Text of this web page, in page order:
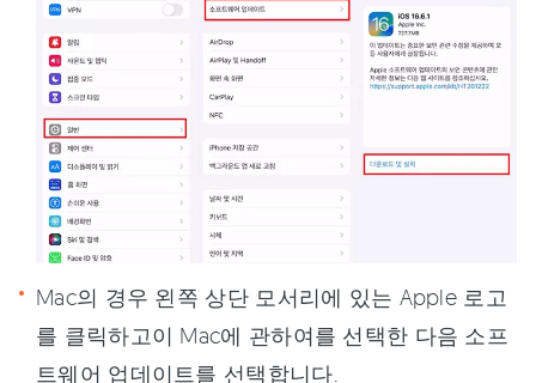
Mac의 경우 왼쪽 상단 모서리에 있는 Apple 로고
를 클릭하고이 Mac에 관하여를 선택한 다음 소프
트웨어 업데이트를 선택합니다.